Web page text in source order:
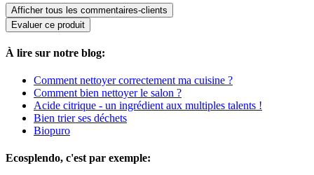
Afficher tous les commentaires-clients
Evaluer ce produit
À lire sur notre blog:
Comment nettoyer correctement ma cuisine ?
Comment bien nettoyer le salon ?
Acide citrique - un ingrédient aux multiples talents !
Bien trier ses déchets
Biopuro
Ecosplendo, c'est par exemple: